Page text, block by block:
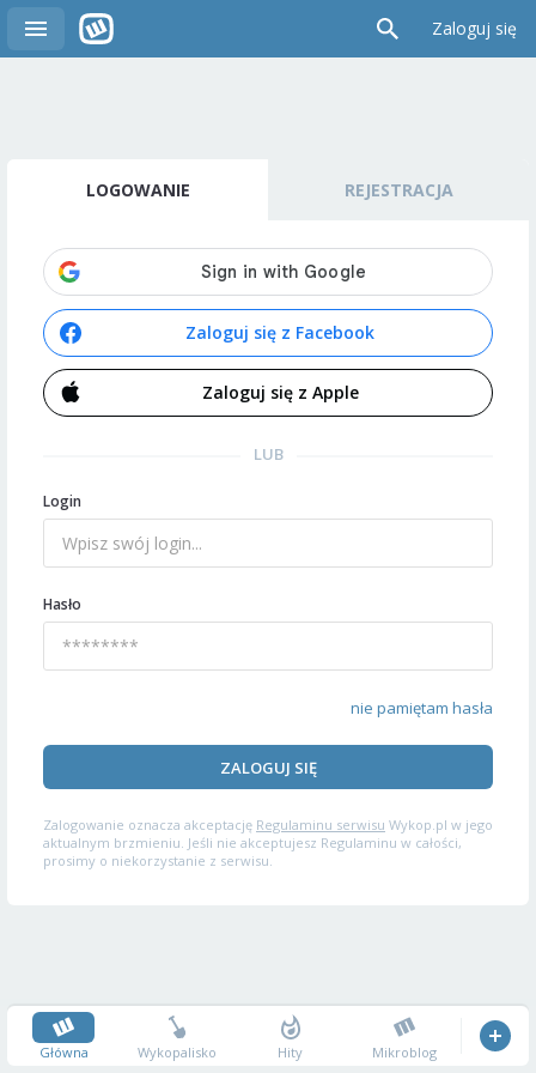
Zaloguj się
LOGOWANIE REJESTRACJA
Zaloguj się z Facebook
Zaloguj się z Apple
LUB
Login
Hasło
nie pamiętam hasła
ZALOGUJ SIĘ
Zalogowanie oznacza akceptację Regulaminu serwisu Wykop.pl w jego
aktualnym brzmieniu. Jeśli nie akceptujesz Regulaminu w całości,
prosimy o niekorzystanie z serwisu.
Główna Wykopalisko Hity Mikroblog